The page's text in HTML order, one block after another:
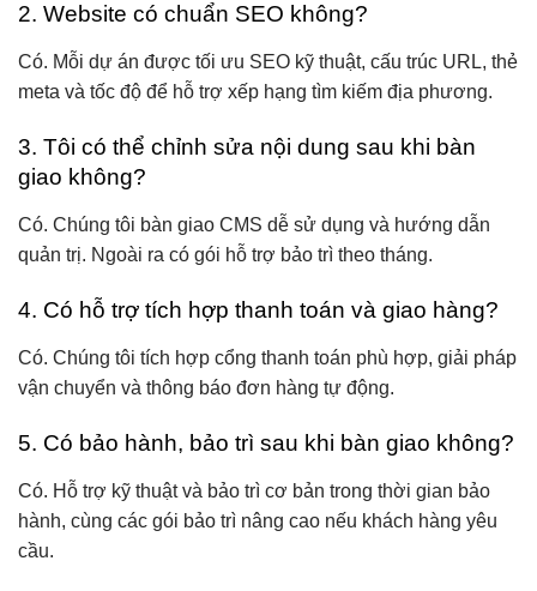
2. Website có chuẩn SEO không?
Có. Mỗi dự án được tối ưu SEO kỹ thuật, cấu trúc URL, thẻ
meta và tốc độ để hỗ trợ xếp hạng tìm kiếm địa phương.
3. Tôi có thể chỉnh sửa nội dung sau khi bàn
giao không?
Có. Chúng tôi bàn giao CMS dễ sử dụng và hướng dẫn
quản trị. Ngoài ra có gói hỗ trợ bảo trì theo tháng.
4. Có hỗ trợ tích hợp thanh toán và giao hàng?
Có. Chúng tôi tích hợp cổng thanh toán phù hợp, giải pháp
vận chuyển và thông báo đơn hàng tự động.
5. Có bảo hành, bảo trì sau khi bàn giao không?
Có. Hỗ trợ kỹ thuật và bảo trì cơ bản trong thời gian bảo
hành, cùng các gói bảo trì nâng cao nếu khách hàng yêu
cầu.